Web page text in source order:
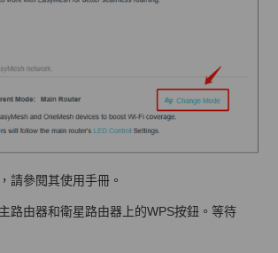
請參閱其使用手冊。
路由器和衛星路由器上的WPS按鈕。等待